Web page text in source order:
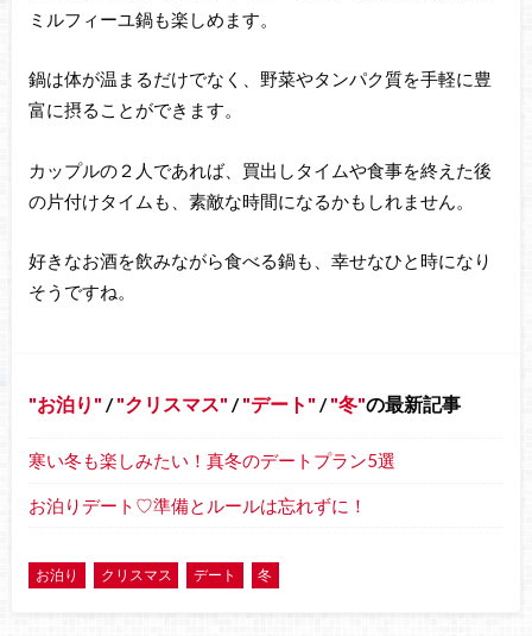
ミルフィーユ鍋も楽しめます。
鍋は体が温まるだけでなく、野菜やタンパク質を手軽に豊
富に摂ることができます。
カップルの２人であれば、買出しタイムや食事を終えた後
の片付けタイムも、素敵な時間になるかもしれません。
好きなお酒を飲みながら食べる鍋も、幸せなひと時になり
そうですね。
お泊り / クリスマス / デート / 冬 の最新記事
寒い冬も楽しみたい！真冬のデートプラン5選
お泊りデート♡準備とルールは忘れずに！
お泊り クリスマス デート 冬